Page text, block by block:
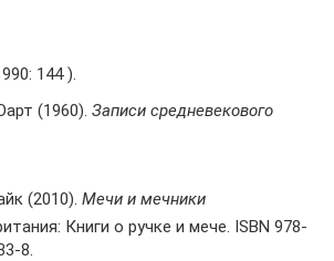
144 ).
(1960). Записи средневекового
(2010). Мечи и мечники
Книги о ручке и мече. ISBN 978-
8.